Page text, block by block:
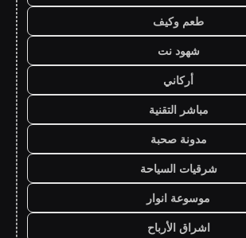
طعم وكيف
شهود نت
أركاني
مباشر التقنية
مدونة صحبة
شرقيات السياحة
موسوعة انوار
اشراق الأرباح